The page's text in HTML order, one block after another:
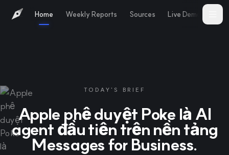
Home Weekly Reports Sources Live Demo
TODAY'S BRIEF
Apple phê duyệt Poke là AI
agent đầu tiên trên nền tảng
Messages for Business.